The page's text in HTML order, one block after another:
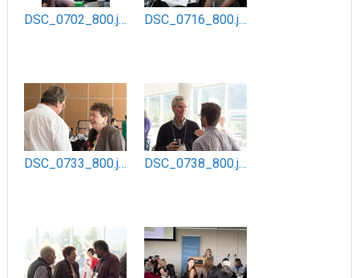
DSC_0702_800.jpg DSC_0716_800.jpg
DSC_0733_800.jpg DSC_0738_800.jpg